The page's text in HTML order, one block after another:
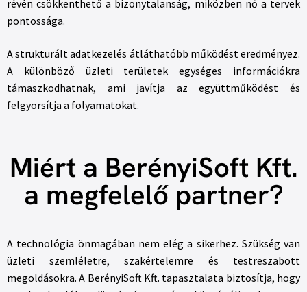
révén csökkenthető a bizonytalanság, miközben nő a tervek
pontossága.
A strukturált adatkezelés átláthatóbb működést eredményez.
A különböző üzleti területek egységes információkra
támaszkodhatnak, ami javítja az együttműködést és
felgyorsítja a folyamatokat.
Miért a BerényiSoft Kft.
a megfelelő partner?
A technológia önmagában nem elég a sikerhez. Szükség van
üzleti szemléletre, szakértelemre és testreszabott
megoldásokra. A BerényiSoft Kft. tapasztalata biztosítja, hogy